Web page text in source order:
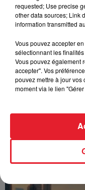
Franglish &
requested; Use precise
other data sources; Link
information transmitted
Vous pouvez accepter
sélectionnant les
Vous pouvez également
accepter". Vos
pouvez mettre à jour vos
moment via le lien